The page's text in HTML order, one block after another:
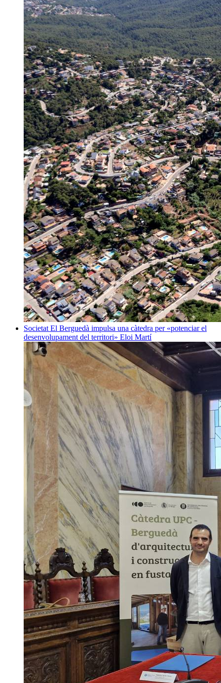
Societat El Berguedà impulsa una càtedra per «potenciar el
desenvolupament del territori» Eloi Martí